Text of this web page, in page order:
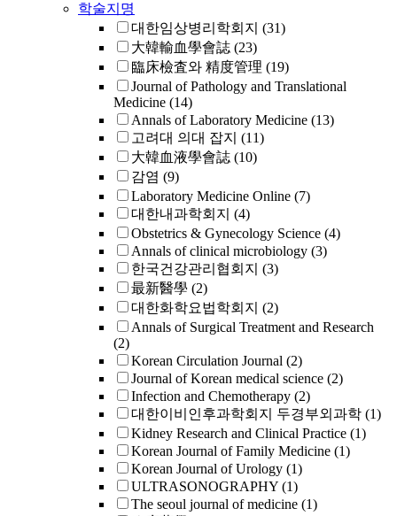
학술지명
대한임상병리학회지 (31)
大韓輸血學會誌 (23)
臨床檢査와 精度管理 (19)
Journal of Pathology and Translational
Medicine (14)
Annals of Laboratory Medicine (13)
고려대 의대 잡지 (11)
大韓血液學會誌 (10)
감염 (9)
Laboratory Medicine Online (7)
대한내과학회지 (4)
Obstetrics & Gynecology Science (4)
Annals of clinical microbiology (3)
한국건강관리협회지 (3)
最新醫學 (2)
대한화학요법학회지 (2)
Annals of Surgical Treatment and Research
(2)
Korean Circulation Journal (2)
Journal of Korean medical science (2)
Infection and Chemotherapy (2)
대한이비인후과학회지 두경부외과학 (1)
Kidney Research and Clinical Practice (1)
Korean Journal of Family Medicine (1)
Korean Journal of Urology (1)
ULTRASONOGRAPHY (1)
The seoul journal of medicine (1)